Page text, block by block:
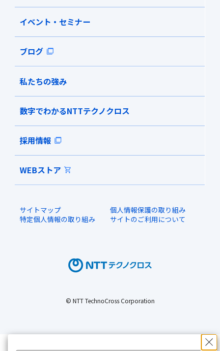
イベント・セミナー
ブログ
私たちの強み
数字でわかるNTTテクノクロス
採用情報
WEBストア
サイトマップ
個人情報保護の取り組み
特定個人情報の取り組み
サイトのご利用について
© NTT TechnoCross Corporation